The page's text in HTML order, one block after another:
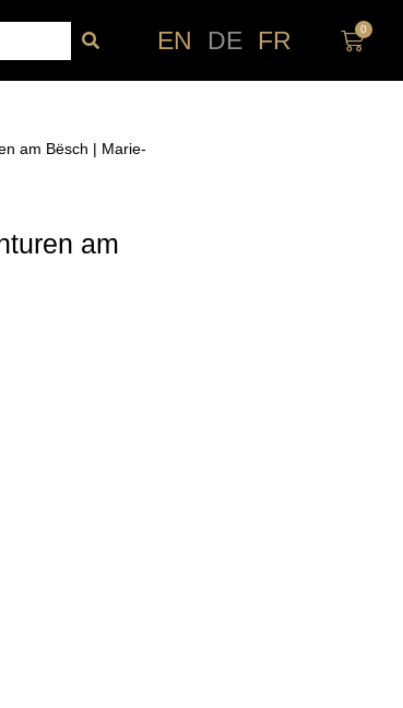
EN DE FR 0
am Bësch | Marie-
am